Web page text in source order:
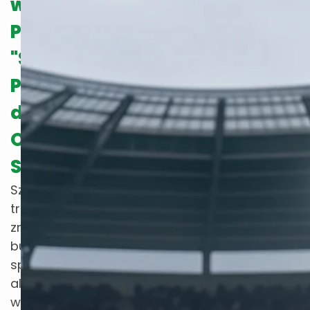
w Sporcie:
Profesjonalny
"Shock
Pad"
dla
Obiektów
Sportowych
Sztuczna
trawa
zrewolucjonizowała
budownictwo
sportowe,
ale to właśnie
warstwa